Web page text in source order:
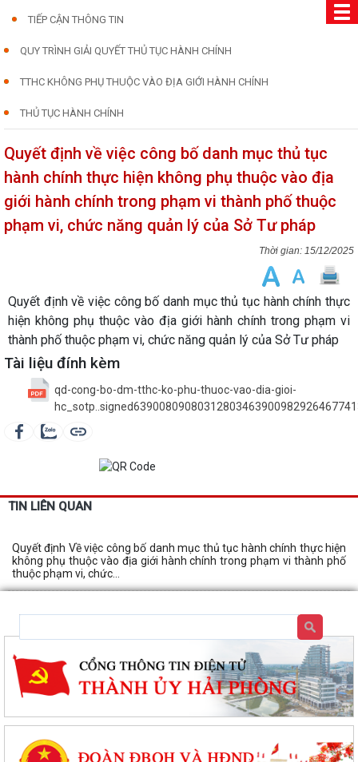
TIẾP CẬN THÔNG TIN
QUY TRÌNH GIẢI QUYẾT THỦ TỤC HÀNH CHÍNH
TTHC KHÔNG PHỤ THUỘC VÀO ĐỊA GIỚI HÀNH CHÍNH
THỦ TỤC HÀNH CHÍNH
Quyết định về việc công bố danh mục thủ tục
hành chính thực hiện không phụ thuộc vào địa
giới hành chính trong phạm vi thành phố thuộc
phạm vi, chức năng quản lý của Sở Tư pháp
15/12/2025
Quyết định về việc công bố danh mục thủ tục hành chính thực
hiện không phụ thuộc vào địa giới hành chính trong phạm vi
thành phố thuộc phạm vi, chức năng quản lý của Sở Tư pháp
Tài liệu đính kèm
qd-cong-bo-dm-tthc-ko-phu-thuoc-vao-dia-gioi-
TIN LIÊN QUAN
Quyết định Về việc công bố danh mục thủ tục hành chính thực hiện
không phụ thuộc vào địa giới hành chính trong phạm vi thành phố
thuộc phạm vi, chức...